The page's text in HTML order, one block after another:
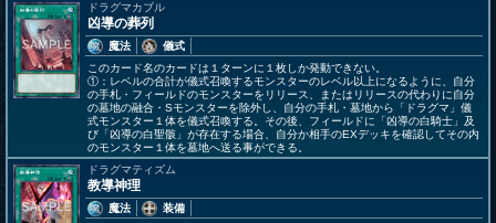
ドラグマカブル
凶導の葬列
魔法
儀式
このカード名のカードは１ターンに１枚しか発動できない。
①：レベルの合計が儀式召喚するモンスターのレベル以上になるように、自分
の手札・フィールドのモンスターをリリース、またはリリースの代わりに自分
の墓地の融合・Sモンスターを除外し、自分の手札・墓地から「ドラグマ」儀
式モンスター１体を儀式召喚する。その後、フィールドに「凶導の白騎士」及
び「凶導の白聖骸」が存在する場合、自分か相手のEXデッキを確認してその内
のモンスター１体を墓地へ送る事ができる。
ドラグマティズム
教導神理
魔法
装備